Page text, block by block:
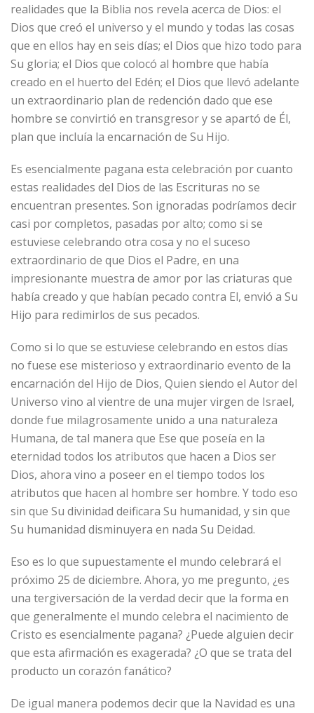
realidades que la Biblia nos revela acerca de Dios: el
Dios que creó el universo y el mundo y todas las cosas
que en ellos hay en seis días; el Dios que hizo todo para
Su gloria; el Dios que colocó al hombre que había
creado en el huerto del Edén; el Dios que llevó adelante
un extraordinario plan de redención dado que ese
hombre se convirtió en transgresor y se apartó de Él,
plan que incluía la encarnación de Su Hijo.
Es esencialmente pagana esta celebración por cuanto
estas realidades del Dios de las Escrituras no se
encuentran presentes. Son ignoradas podríamos decir
casi por completos, pasadas por alto; como si se
estuviese celebrando otra cosa y no el suceso
extraordinario de que Dios el Padre, en una
impresionante muestra de amor por las criaturas que
había creado y que habían pecado contra El, envió a Su
Hijo para redimirlos de sus pecados.
Como si lo que se estuviese celebrando en estos días
no fuese ese misterioso y extraordinario evento de la
encarnación del Hijo de Dios, Quien siendo el Autor del
Universo vino al vientre de una mujer virgen de Israel,
donde fue milagrosamente unido a una naturaleza
Humana, de tal manera que Ese que poseía en la
eternidad todos los atributos que hacen a Dios ser
Dios, ahora vino a poseer en el tiempo todos los
atributos que hacen al hombre ser hombre. Y todo eso
sin que Su divinidad deificara Su humanidad, y sin que
Su humanidad disminuyera en nada Su Deidad.
Eso es lo que supuestamente el mundo celebrará el
próximo 25 de diciembre. Ahora, yo me pregunto, ¿es
una tergiversación de la verdad decir que la forma en
que generalmente el mundo celebra el nacimiento de
Cristo es esencialmente pagana? ¿Puede alguien decir
que esta afirmación es exagerada? ¿O que se trata del
producto un corazón fanático?
De igual manera podemos decir que la Navidad es una